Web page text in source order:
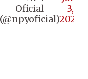
Oficial
(@npyoficial)
3,
2024